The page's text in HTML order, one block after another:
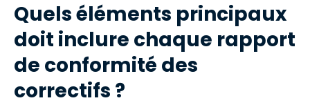
Quels éléments principaux
doit inclure chaque rapport
de conformité des
correctifs ?